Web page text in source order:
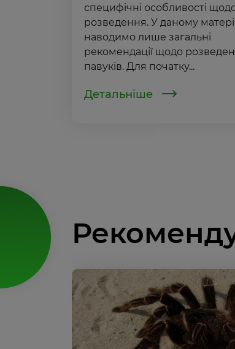
специфічні особливості
розведення. У даному
наводимо лише загальні
рекомендації щодо
павуків. Для початку...
Детальніше